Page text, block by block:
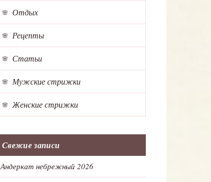
Отдых
Рецепты
Статьи
Мужские стрижки
Женские стрижки
Свежие записи
Андеркат небрежный 2026